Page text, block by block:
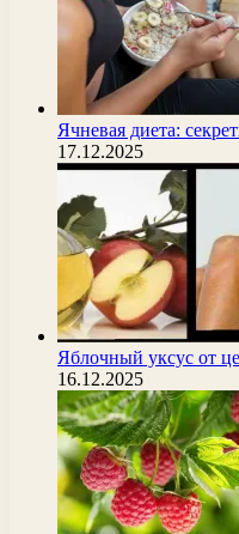
Ячневая диета:
17.12.2025
Яблочный уксус от
16.12.2025